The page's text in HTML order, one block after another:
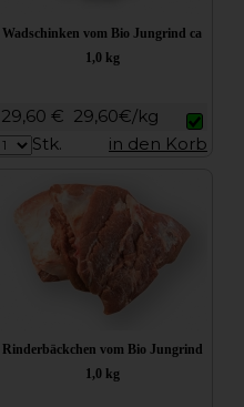
Wadschinken vom Bio Jungrind ca
1,0 kg
29,60 € 29,60€/kg
Stk.
in den Korb
Rinderbäckchen vom Bio Jungrind
1,0 kg